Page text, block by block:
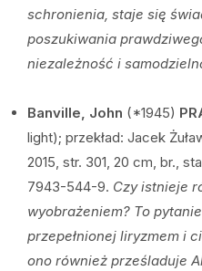
schronienia, staje się
poszukiwania
niezależność i
Banville, John (*1945)
light); przekład: Jacek
2015, str. 301, 20 cm, br.,
7943-544-9. Czy istnieje
wyobrażeniem? To
przepełnionej liryzmem i
ono również prześladuje